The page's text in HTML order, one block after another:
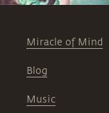
Miracle of Mind
Blog
Music